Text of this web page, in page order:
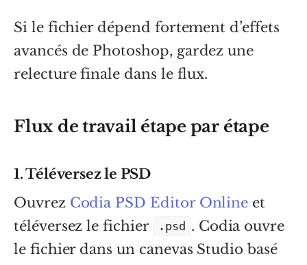
Si le fichier dépend fortement d’effets
avancés de Photoshop, gardez une
relecture finale dans le flux.
Flux de travail étape par étape
1. Téléversez le PSD
Ouvrez Codia PSD Editor Online et
téléversez le fichier
.psd . Codia ouvre
le fichier dans un canevas Studio basé